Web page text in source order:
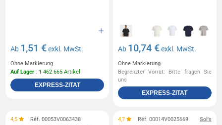
Ab 1,51 €exkl. MwSt.
Ohne Markierung
Auf Lager : 1 462 665 Artikel
EXPRESS-ZITAT
Ab 10,74 €exkl. MwSt.
Ohne Markierung
Begrenzter Vorrat: Bitte fragen Sie
uns
EXPRESS-ZITAT
4,5 Réf. 00053V0063438 Sol's
4,7 Réf. 00014V0025669